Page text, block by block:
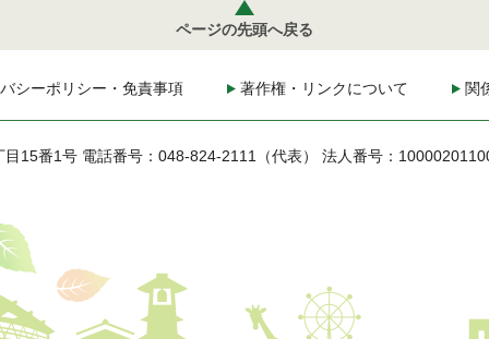
ページの先頭へ戻る
シーポリシー・免責事項 著作権・リンクについて 関
目15番1号 電話番号：048-824-2111（代表） 法人番号：